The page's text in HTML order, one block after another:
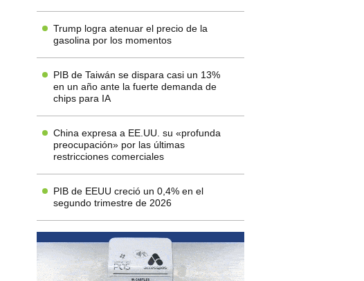
Trump logra atenuar el precio de la
gasolina por los momentos
PIB de Taiwán se dispara casi un 13%
en un año ante la fuerte demanda de
chips para IA
China expresa a EE.UU. su «profunda
preocupación» por las últimas
restricciones comerciales
PIB de EEUU creció un 0,4% en el
segundo trimestre de 2026